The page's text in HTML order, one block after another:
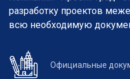
разработку проектов
всю необходимую
Официальные